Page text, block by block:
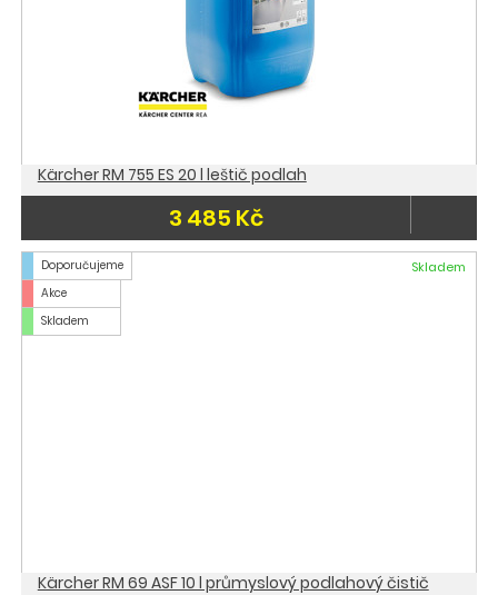
Kärcher RM 755 ES 20 l leštič podlah
3 485 Kč
Doporučujeme
Akce
Skladem
Skladem
Kärcher RM 69 ASF 10 l průmyslový podlahový čistič